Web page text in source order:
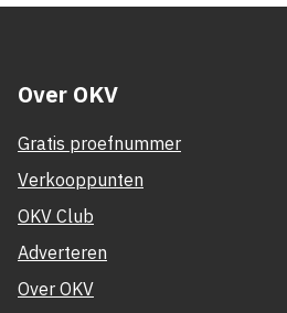
Over OKV
Gratis proefnummer
Verkooppunten
OKV Club
Adverteren
Over OKV